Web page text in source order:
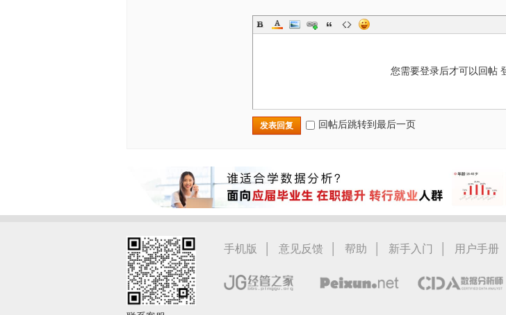
您需要登录后才可以回帖
发表回复 回帖后跳转到最后一页
手机版 | 意见反馈 | 帮助 | 新手入门 | 用户手册